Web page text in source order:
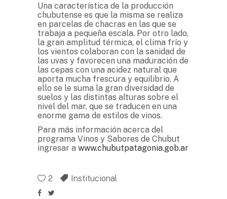
Una característica de la producción
chubutense es que la misma se realiza
en parcelas de chacras en las que se
trabaja a pequeña escala. Por otro lado,
la gran amplitud térmica, el clima frío y
los vientos colaboran con la sanidad de
las uvas y favorecen una maduración de
las cepas con una acidez natural que
aporta mucha frescura y equilibrio. A
ello se le suma la gran diversidad de
suelos y las distintas alturas sobre el
nivel del mar, que se traducen en una
enorme gama de estilos de vinos.
Para más información acerca del
programa Vinos y Sabores de Chubut
ingresar a www.chubutpatagonia.gob.ar
2 Institucional